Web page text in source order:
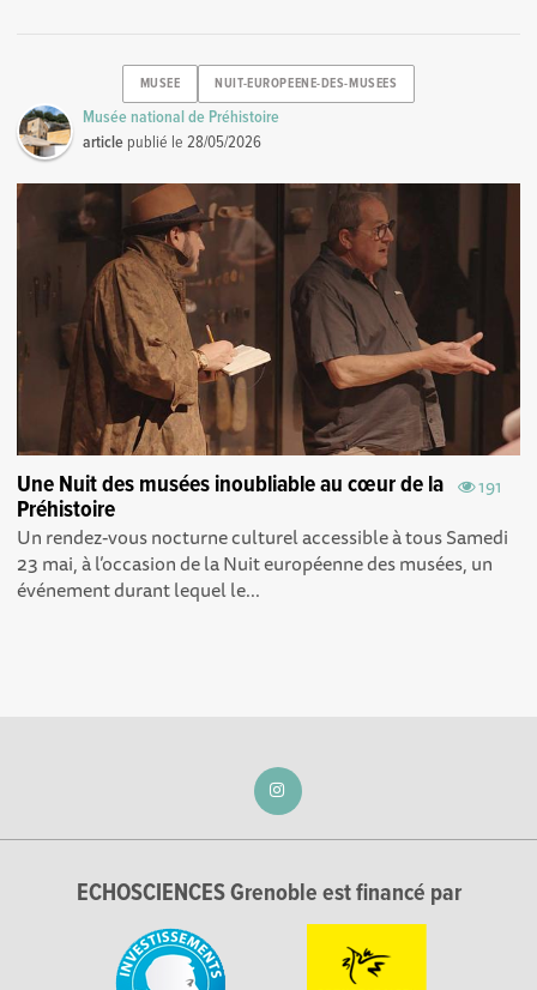
MUSEE NUIT-EUROPEENE-DES-MUSEES
Musée national de Préhistoire
article publié le28/05/2026
191
Une Nuit des musées inoubliable au cœur de la
Préhistoire
Un rendez-vous nocturne culturel accessible à tous Samedi
23 mai, à l’occasion de la Nuit européenne des musées, un
événement durant lequel le...
ECHOSCIENCES Grenoble est financé par